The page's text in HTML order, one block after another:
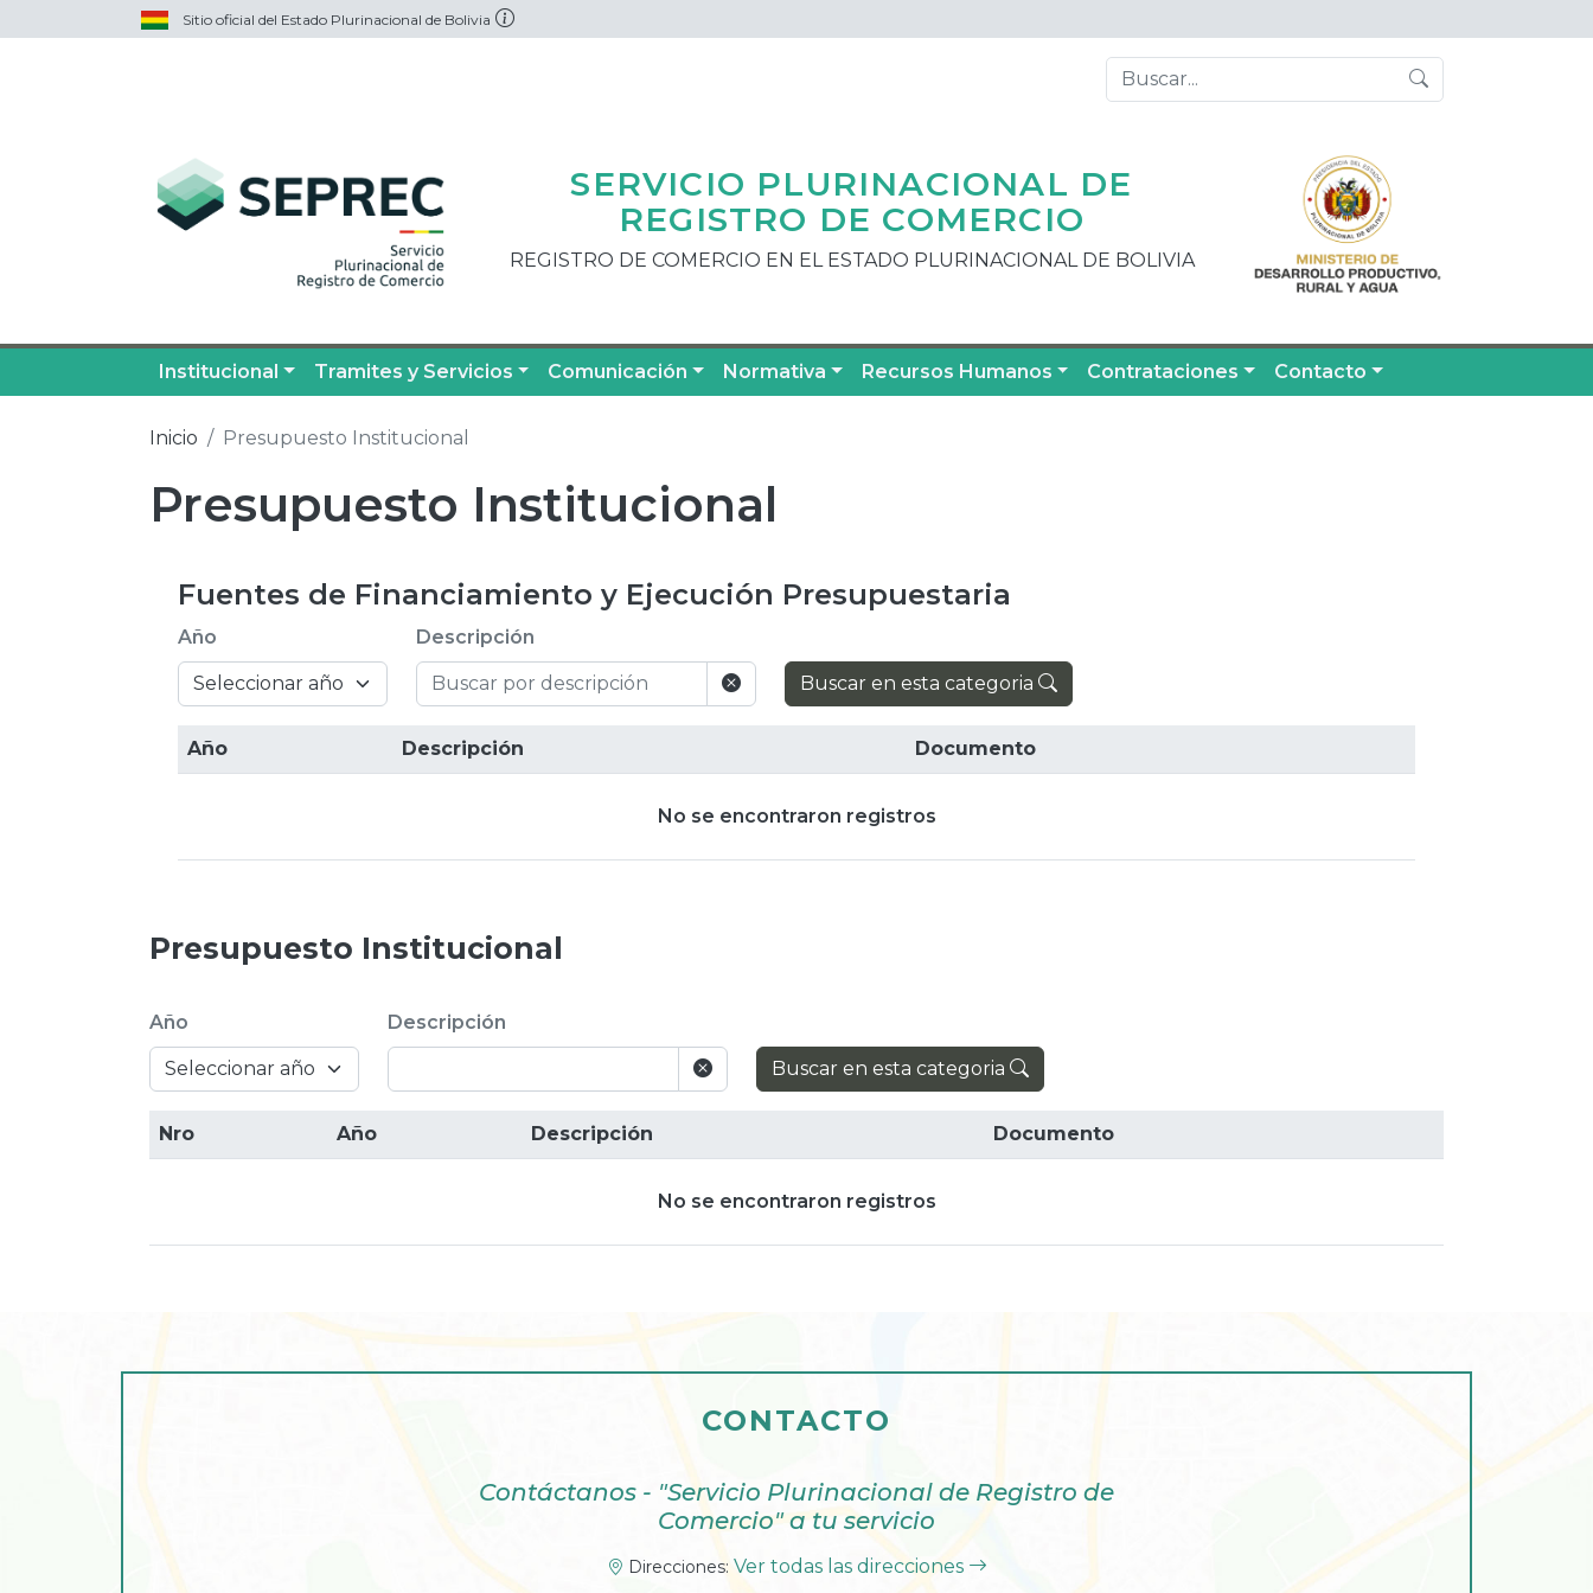
Sitio oficial del Estado Plurinacional de Bolivia
SERVICIO PLURINACIONAL DE
REGISTRO DE COMERCIO
REGISTRO DE COMERCIO EN EL ESTADO PLURINACIONAL DE BOLIVIA
Institucional Tramites y Servicios Comunicación Normativa Recursos Humanos Contrataciones Contacto
Inicio Presupuesto Institucional
Presupuesto Institucional
Fuentes de Financiamiento y Ejecución Presupuestaria
Año Descripción
Buscar en esta categoria
Año Descripción Documento
No se encontraron registros
Presupuesto Institucional
Año Descripción
Buscar en esta categoria
Nro Año Descripción Documento
No se encontraron registros
CONTACTO
Contáctanos - "Servicio Plurinacional de Registro de
Comercio" a tu servicio
Direcciones: Ver todas las direcciones